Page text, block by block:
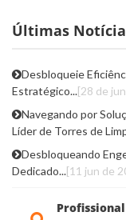
Últimas
Desbloqueie
Estratégico...[28 de
Navegando por
Líder de Torres de
Desbloqueando
Dedicado...[11 jun de